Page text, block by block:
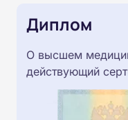
Диплом
О высшем
действующий